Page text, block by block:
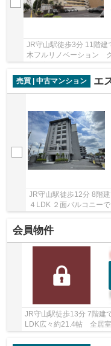
JR守山駅徒歩3分 11階
木フルリノベーション
境充実しています
売買 | 中古マンション
エ
JR守山駅徒歩12分 8階
４LDK ２面バルコニー
会員物件
JR守山駅徒歩13分 7階
LDK広々約21.4帖 全居